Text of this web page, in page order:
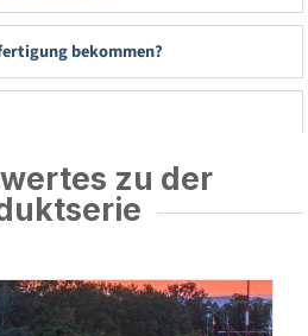
bekommen?
zu der